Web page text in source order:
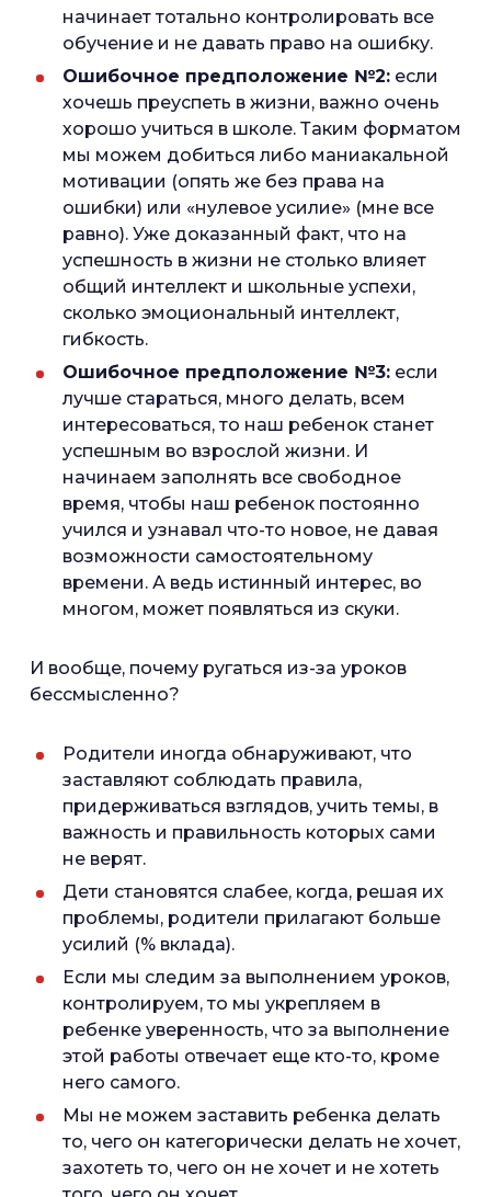
начинает тотально контролировать все
обучение и не давать право на ошибку.
Ошибочное предположение №2: если
хочешь преуспеть в жизни, важно очень
хорошо учиться в школе. Таким форматом
мы можем добиться либо маниакальной
мотивации (опять же без права на
ошибки) или «нулевое усилие» (мне все
равно). Уже доказанный факт, что на
успешность в жизни не столько влияет
общий интеллект и школьные успехи,
сколько эмоциональный интеллект,
гибкость.
Ошибочное предположение №3: если
лучше стараться, много делать, всем
интересоваться, то наш ребенок станет
успешным во взрослой жизни. И
начинаем заполнять все свободное
время, чтобы наш ребенок постоянно
учился и узнавал что-то новое, не давая
возможности самостоятельному
времени. А ведь истинный интерес, во
многом, может появляться из скуки.
И вообще, почему ругаться из-за уроков
бессмысленно?
Родители иногда обнаруживают, что
заставляют соблюдать правила,
придерживаться взглядов, учить темы, в
важность и правильность которых сами
не верят.
Дети становятся слабее, когда, решая их
проблемы, родители прилагают больше
усилий (% вклада).
Если мы следим за выполнением уроков,
контролируем, то мы укрепляем в
ребенке уверенность, что за выполнение
этой работы отвечает еще кто-то, кроме
него самого.
Мы не можем заставить ребенка делать
то, чего он категорически делать не хочет,
захотеть то, чего он не хочет и не хотеть